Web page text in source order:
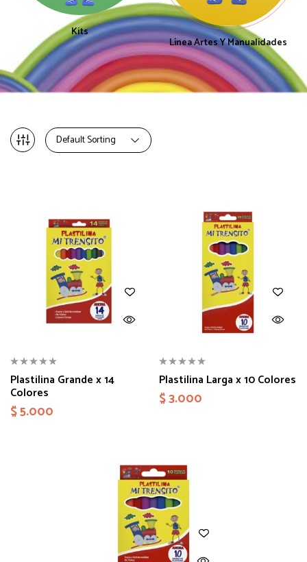
Kits
Línea Artes Y Manualidades
Default Sorting
Plastilina Grande x 14
Colores
$5.000
Plastilina Larga x 10 Colores
$3.000